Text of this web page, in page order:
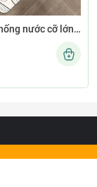
Lót chuột chống nước cỡ lớn 45x40cm dày 4mm MINIMAL-12-45X40-4MM